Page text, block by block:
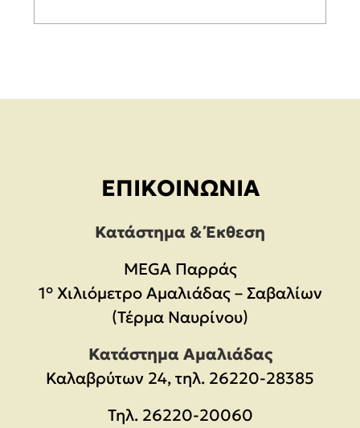
ΕΠΙΚΟΙΝΩΝΊΑ
Κατάστημα & Έκθεση
MEGA Παρράς
1° Χιλιόμετρο Αμαλιάδας – Σαβαλίων
(Τέρμα Ναυρίνου)
Κατάστημα Αμαλιάδας
Καλαβρύτων 24, τηλ. 26220-28385
Τηλ. 26220-20060